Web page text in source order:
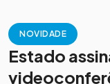
NOVIDADE
Estado